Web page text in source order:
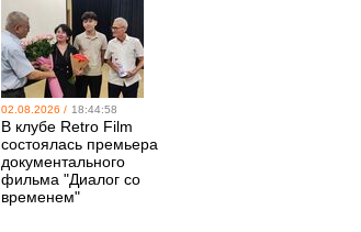
02.08.2026 / 18:44:58
В клубе Retro Film
состоялась премьера
документального
фильма "Диалог со
временем"